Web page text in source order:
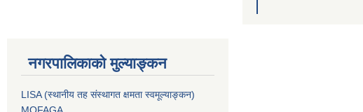
नगरपालिकाको मुल्याङ्कन
LISA (स्थानीय तह संस्थागत क्षमता स्वमूल्याङ्कन)